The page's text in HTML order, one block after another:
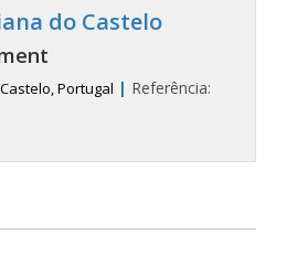
do Castelo
Portugal | Referência: